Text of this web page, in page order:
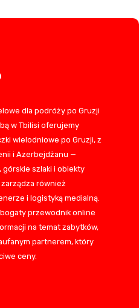
dla podróży po Gruzji
w Tbilisi oferujemy
wielodniowe po Gruzji, z
i Azerbejdżanu —
szlaki i obiekty
zarządza również
i logistyką medialną.
przewodnik online
na temat zabytków,
partnerem, który
ceny.